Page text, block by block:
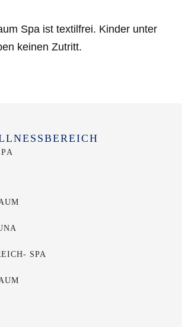
Spa ist textilfrei. Kinder unter
keinen Zutritt.
SPA